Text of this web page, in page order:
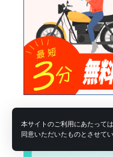
本サイトのご利用にあたっては
同意いただいたものとさせて